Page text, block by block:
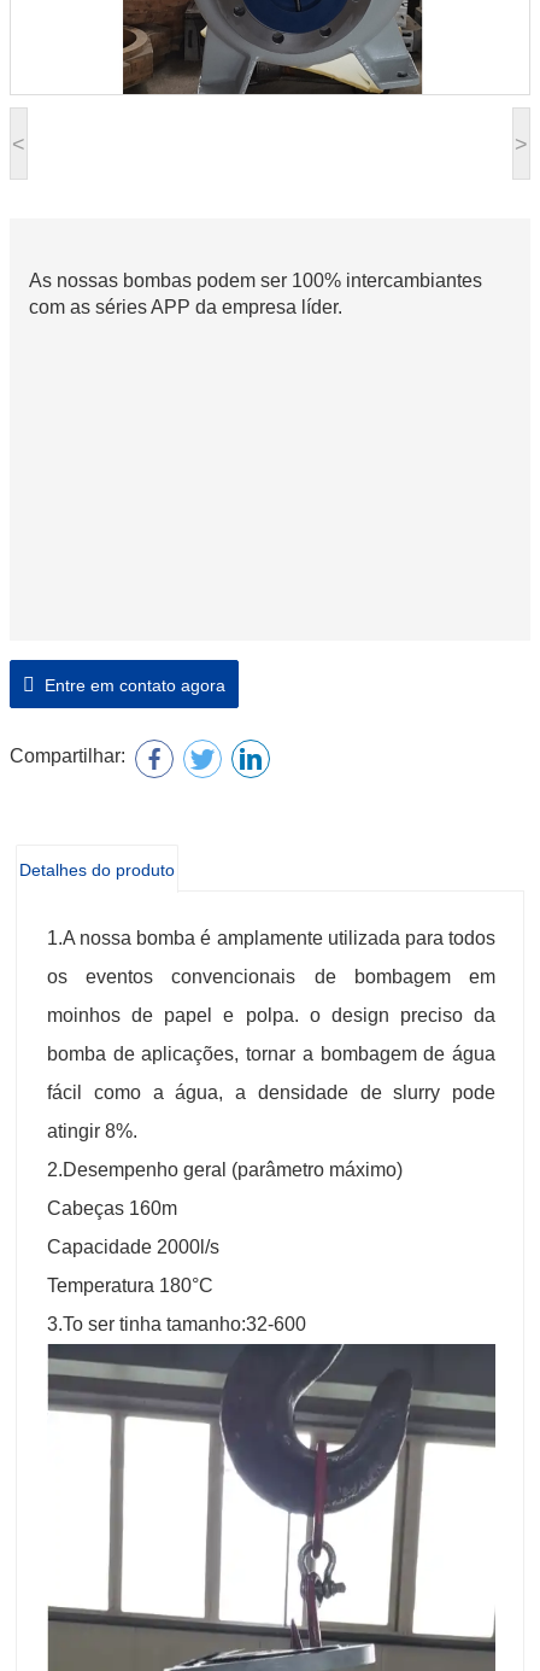
< >
As nossas bombas podem ser 100% intercambiantes
com as séries APP da empresa líder.
Entre em contato agora
Compartilhar:
Detalhes do produto
1.A nossa bomba é amplamente utilizada para todos
os eventos convencionais de bombagem em
moinhos de papel e polpa. o design preciso da
bomba de aplicações, tornar a bombagem de água
fácil como a água, a densidade de slurry pode
atingir 8%.
2.Desempenho geral (parâmetro máximo)
Cabeças 160m
Capacidade 2000l/s
Temperatura 180°C
3.To ser tinha tamanho:32-600